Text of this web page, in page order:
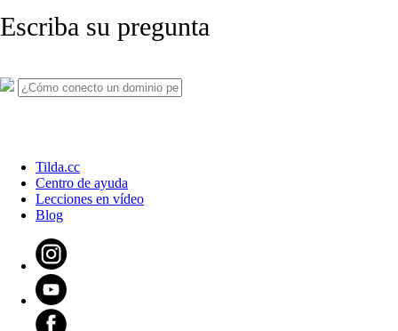
Escriba su pregunta
Tilda.cc
Centro de ayuda
Lecciones en vídeo
Blog